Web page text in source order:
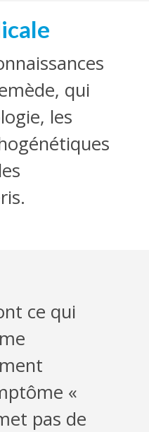
qui
les
ce qui
«
pas de